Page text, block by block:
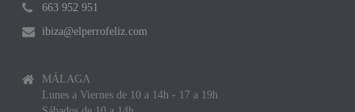
663 952 951
ibiza@elperrofeliz.com
MÁLAGA
Lunes a Viernes de 10 a 14h - 17 a 19h